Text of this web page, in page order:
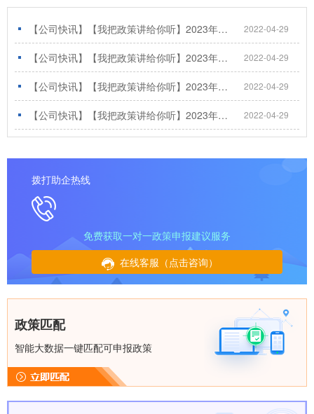
【公司快讯】【我把政策讲给你听】2023年第七期“数字化转型&两化融合 赋能企业数字蝶变”成功举办 2022-04-29
【公司快讯】【我把政策讲给你听】2023年第六期“研发费用核算与归集”成功举办 2022-04-29
【公司快讯】【我把政策讲给你听】2023年第五期“山西省普惠政策解读”成功举办 2022-04-29
【公司快讯】【我把政策讲给你听】2023年第四期“公司财务那些事儿”成功举办 2022-04-29
拨打助企热线
免费获取一对一政策申报建议服务
在线客服（点击咨询）
政策匹配
智能大数据一键匹配可申报政策